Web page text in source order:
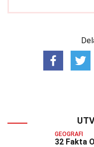
GEOGRAFI
32 Fakta